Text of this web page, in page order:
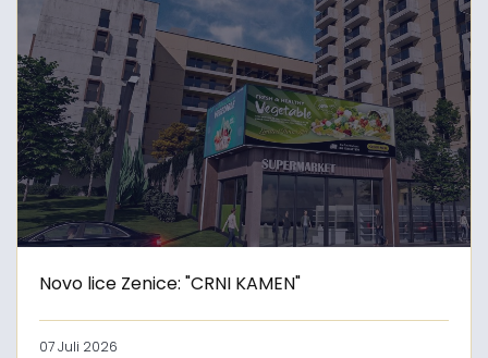
Novo lice Zenice: "CRNI KAMEN"
07 Juli 2026